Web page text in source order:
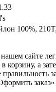
100%,
сайте
корзину, а
правильность